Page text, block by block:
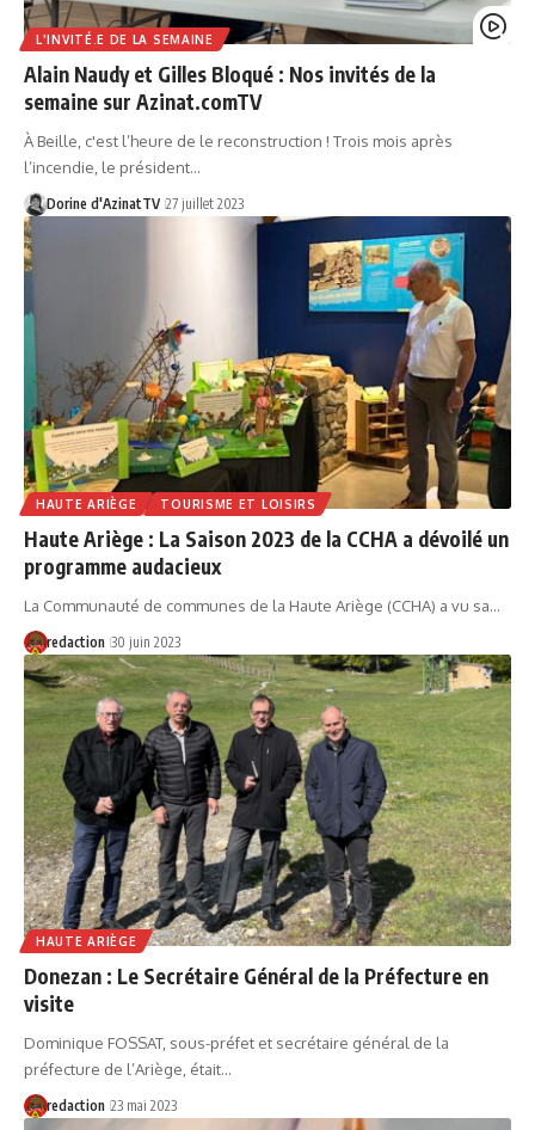
L'INVITÉ.E DE LA SEMAINE
Alain Naudy et Gilles Bloqué : Nos invités de la
semaine sur Azinat.comTV
À Beille, c'est l’heure de le reconstruction ! Trois mois après
l’incendie, le président…
Dorine d'AzinatTV 27 juillet 2023
HAUTE ARIÈGE TOURISME ET LOISIRS
Haute Ariège : La Saison 2023 de la CCHA a dévoilé un
programme audacieux
La Communauté de communes de la Haute Ariège (CCHA) a vu sa…
redaction 30 juin 2023
HAUTE ARIÈGE
Donezan : Le Secrétaire Général de la Préfecture en
visite
Dominique FOSSAT, sous-préfet et secrétaire général de la
préfecture de l’Ariège, était…
redaction 23 mai 2023